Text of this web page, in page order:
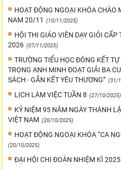
HOẠT ĐỘNG NGOẠI KHÓA CHÀO
NAM 20/11
(10/11/2025)
HỘI THI GIÁO VIÊN DẠY GIỎI
2026 (07/11/2025)
TRƯỜNG TIỂU HỌC ĐÔNG KẾT
TRỌNG ANH MINH ĐOẠT GIẢI BA
SÁCH - GẮN KẾT YÊU THƯƠNG” (31/
LỊCH LÀM VIỆC TUẦN 8 (27/10/2025)
KỶ NIỆM 95 NĂM NGÀY THÀNH
VIỆT NAM (20/10/2025)
HOẠT ĐỘNG NGOẠI KHÓA “CA
(20/10/2025)
ĐẠI HỘI CHI ĐOÀN NHIỆM KÌ